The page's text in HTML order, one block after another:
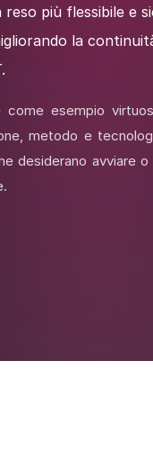
reso più flessibile e
la
come esempio
metodo e
desiderano avviare o